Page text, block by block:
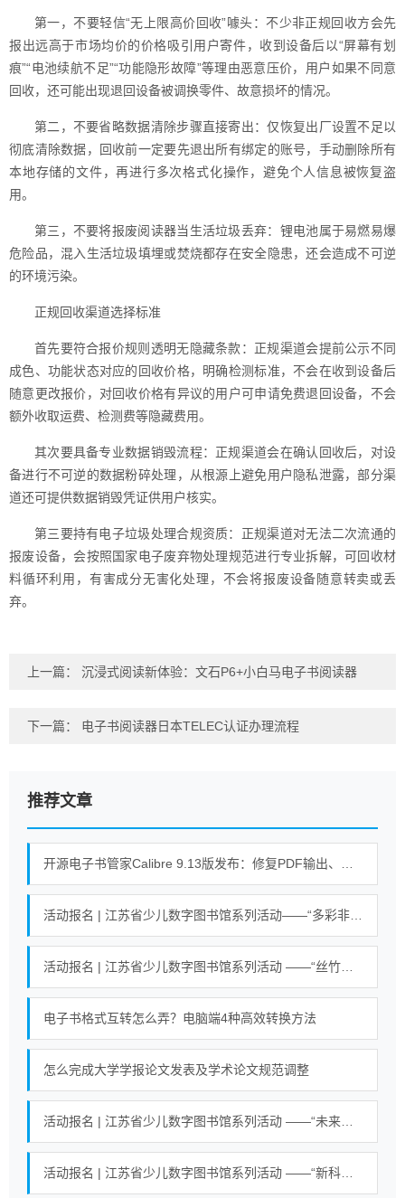
第一，不要轻信“无上限高价回收”噱头：不少非正规回收方会先
报出远高于市场均价的价格吸引用户寄件，收到设备后以“屏幕有划
痕”“电池续航不足”“功能隐形故障”等理由恶意压价，用户如果不同意
回收，还可能出现退回设备被调换零件、故意损坏的情况。
第二，不要省略数据清除步骤直接寄出：仅恢复出厂设置不足以
彻底清除数据，回收前一定要先退出所有绑定的账号，手动删除所有
本地存储的文件，再进行多次格式化操作，避免个人信息被恢复盗
用。
第三，不要将报废阅读器当生活垃圾丢弃：锂电池属于易燃易爆
危险品，混入生活垃圾填埋或焚烧都存在安全隐患，还会造成不可逆
的环境污染。
正规回收渠道选择标准
首先要符合报价规则透明无隐藏条款：正规渠道会提前公示不同
成色、功能状态对应的回收价格，明确检测标准，不会在收到设备后
随意更改报价，对回收价格有异议的用户可申请免费退回设备，不会
额外收取运费、检测费等隐藏费用。
其次要具备专业数据销毁流程：正规渠道会在确认回收后，对设
备进行不可逆的数据粉碎处理，从根源上避免用户隐私泄露，部分渠
道还可提供数据销毁凭证供用户核实。
第三要持有电子垃圾处理合规资质：正规渠道对无法二次流通的
报废设备，会按照国家电子废弃物处理规范进行专业拆解，可回收材
料循环利用，有害成分无害化处理，不会将报废设备随意转卖或丢
弃。
上一篇： 沉浸式阅读新体验：文石P6+小白马电子书阅读器
下一篇： 电子书阅读器日本TELEC认证办理流程
推荐文章
电子书格式互转怎么弄？电脑端4种高效转换方法
怎么完成大学学报论文发表及学术论文规范调整